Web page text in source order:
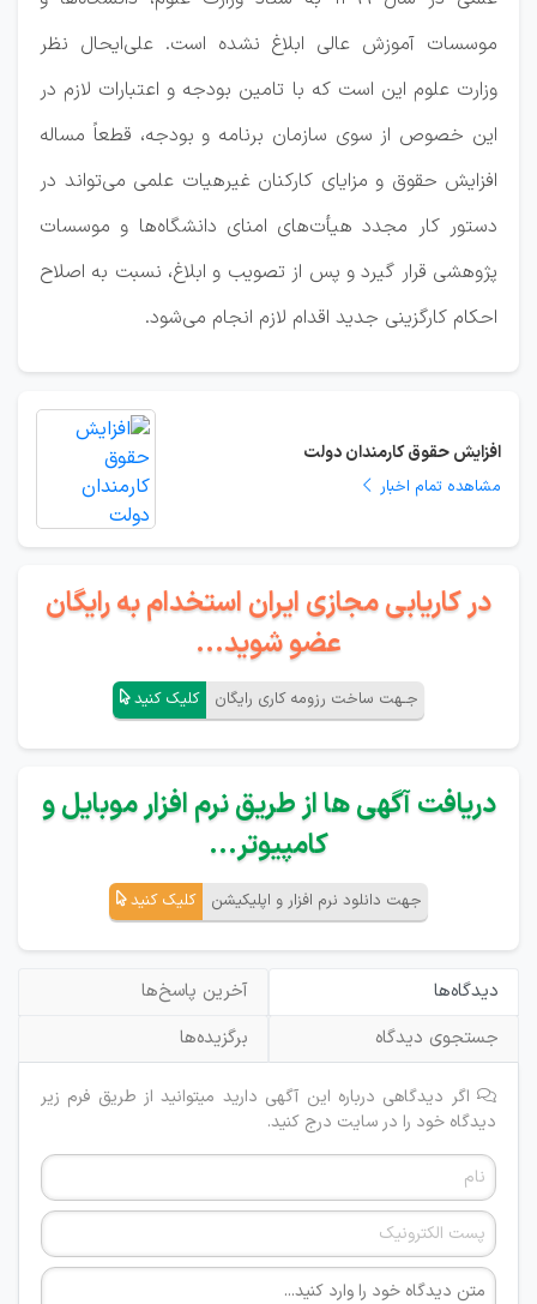
موسسات آموزش عالی ابلاغ نشده است. علی‌ایحال نظر
وزارت علوم این است که با تامین بودجه و اعتبارات لازم در
این خصوص از سوی سازمان برنامه و بودجه، قطعاً مساله
افزایش حقوق و مزایای کارکنان غیرهیات علمی می‌تواند در
دستور کار مجدد هیأت‌های امنای دانشگاه‌ها و موسسات
پژوهشی قرار گیرد و پس از تصویب و ابلاغ، نسبت به اصلاح
احکام کارگزینی جدید اقدام لازم انجام می‌شود.
افزایش حقوق کارمندان دولت
مشاهده تمام اخبار
در کاریابی مجازی ایران استخدام به رایگان
عضو شوید...
جـهت ساخت رزومه کاری رایگان کلیک کنید
دریافت آگهی ها از طریق نرم افزار موبایل و
کامپیوتر...
جهت دانلود نرم افزار و اپلیکیشن کلیک کنید
دیدگاه‌ها
آخرین پاسخ‌ها
جستجوی دیدگاه
برگزیده‌ها
اگر دیدگاهی درباره این آگهی دارید میتوانید از طریق فرم زیر
دیدگاه خود را در سایت درج کنید.